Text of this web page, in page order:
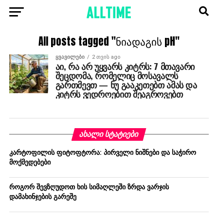
All posts tagged "ნიადაგის pH"
ᲧᲕᲐᲕᲘᲚᲔᲑᲘ 2 თვის ago
აი, რა არ უყვარს კიტრს: 7 მთავარი
შეცდომა, რომელიც მოსავალს
გართმევთ — ნუ გააკეთებთ ამას და
კიტრს ვედროებით შეაგროვებთ
ᲐᲮᲐᲚᲘ ᲡᲢᲐᲢᲘᲔᲑᲘ
კარტოფილის ფიტოფტორა: პირველი ნიშნები და საჭირო
მოქმედებები
როგორ შევზღუდოთ ხის სიმაღლეში ზრდა ვარჯის
დამახინჯების გარეშე